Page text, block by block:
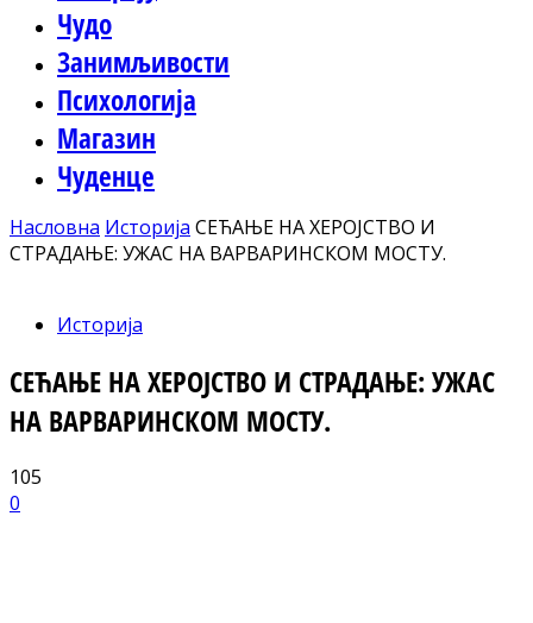
Чудо
Занимљивости
Психологија
Магазин
Чуденце
Насловна Историја СЕЋАЊЕ НА ХЕРОЈСТВО И
СТРАДАЊЕ: УЖАС НА ВАРВАРИНСКОМ МОСТУ.
Историја
СЕЋАЊЕ НА ХЕРОЈСТВО И СТРАДАЊЕ: УЖАС
НА ВАРВАРИНСКОМ МОСТУ.
105
0